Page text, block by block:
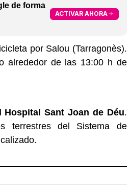
de forma
ACTIVAR AHORA
por Salou (Tarragonès).
alrededor de las 13:00 h de
Sant Joan de Déu.
terrestres del Sistema de